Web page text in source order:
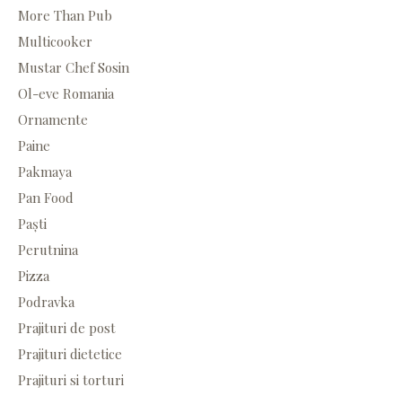
More Than Pub
Multicooker
Mustar Chef Sosin
Ol-eve Romania
Ornamente
Paine
Pakmaya
Pan Food
Paști
Perutnina
Pizza
Podravka
Prajituri de post
Prajituri dietetice
Prajituri si torturi